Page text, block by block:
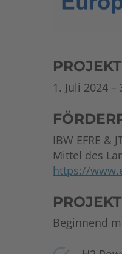
1. Juli 2024 –
IBW EFRE &
Mittel des
https://
Beginnend